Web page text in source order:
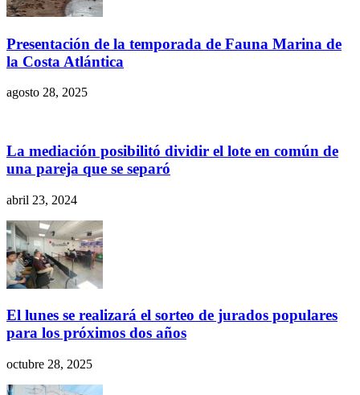
Presentación de la temporada de Fauna Marina de
la Costa Atlántica
agosto 28, 2025
La mediación posibilitó dividir el lote en común de
una pareja que se separó
abril 23, 2024
El lunes se realizará el sorteo de jurados populares
para los próximos dos años
octubre 28, 2025